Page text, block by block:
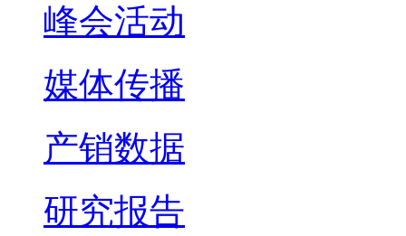
峰会活动
媒体传播
产销数据
研究报告